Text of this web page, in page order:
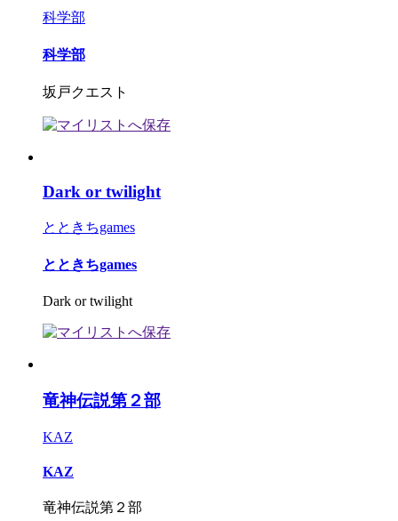
科学部
科学部
坂戸クエスト
Dark or twilight
とときちgames
とときちgames
Dark or twilight
竜神伝説第２部
KAZ
KAZ
竜神伝説第２部